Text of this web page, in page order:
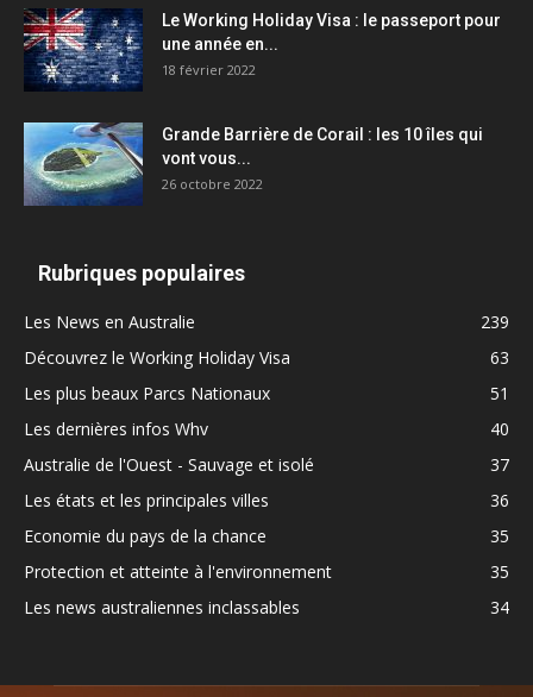
Le Working Holiday Visa : le passeport pour
une année en...
18 février 2022
Grande Barrière de Corail : les 10 îles qui
vont vous...
26 octobre 2022
Rubriques populaires
Les News en Australie
239
Découvrez le Working Holiday Visa
63
Les plus beaux Parcs Nationaux
51
Les dernières infos Whv
40
Australie de l'Ouest - Sauvage et isolé
37
Les états et les principales villes
36
Economie du pays de la chance
35
Protection et atteinte à l'environnement
35
Les news australiennes inclassables
34